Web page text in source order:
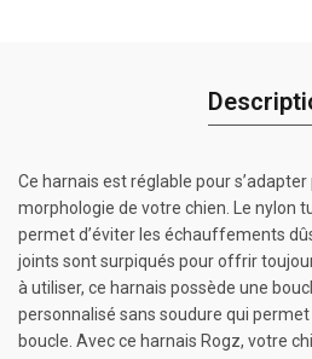
Ce harnais est réglable pour
morphologie de votre chien. Le nylon
permet d’éviter les échauffements
joints sont surpiqués pour offrir
à utiliser, ce harnais possède une
personnalisé sans soudure qui
boucle. Avec ce harnais Rogz, votre